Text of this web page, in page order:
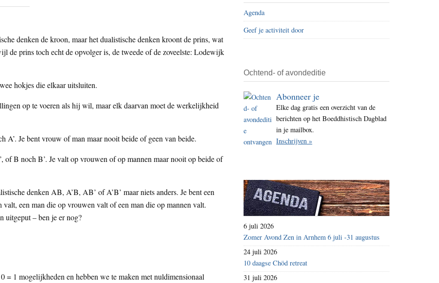
e
denken de kroon, maar het dualistische denken kroont de prins, wat
de prins toch echt de opvolger is, de tweede of de zoveelste: Lodewijk
hokjes die elkaar uitsluiten.
op te voeren als hij wil, maar elk daarvan moet de werkelijkheid
Je bent vrouw of man maar nooit beide of geen van beide.
of B noch B’. Je valt op vrouwen of op mannen maar nooit op beide of
denken AB, A’B, AB’ of A’B’ maar niets anders. Je bent een
een man die op vrouwen valt of een man die op mannen valt.
uitgeput – ben je er nog?
= 1 mogelijkheden en hebben we te maken met nuldimensionaal
Agenda
Geef je activiteit door
Ochtend- of avondeditie
Abonneer je
Elke dag gratis een overzicht van de
berichten op het Boeddhistisch Dagblad
in je mailbox.
Inschrijven »
6 juli 2026
Zomer Avond Zen in Arnhem 6 juli -31 augustus
24 juli 2026
10 daagse Chöd retreat
31 juli 2026